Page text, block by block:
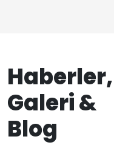
Haberler,
Galeri &
Blog